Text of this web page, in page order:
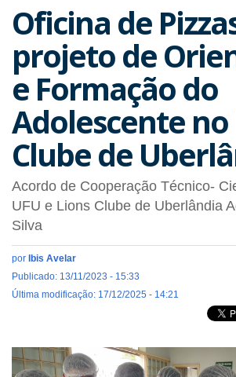
Oficina de
projeto de
e Formação do
Adolescente no
Clube de
Acordo de Cooperação Técnico-
UFU e Lions Clube de Uberlândia
Silva
por Ibis Avelar
Publicado: 13/11/2023 - 15:33
Última modificação: 17/12/2025 - 14:21
Previous